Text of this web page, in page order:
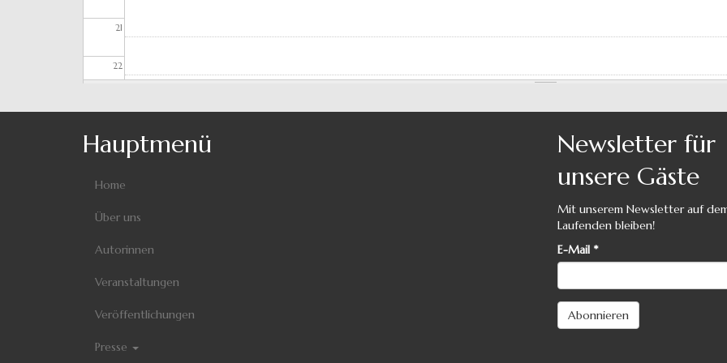
21
22
Hauptmenü
Home
Über uns
Autorinnen
Veranstaltungen
Veröffentlichungen
Presse
Newsletter für
unsere Gäste
Mit unserem Newsletter auf
Laufenden bleiben!
E-Mail *
Abonnieren